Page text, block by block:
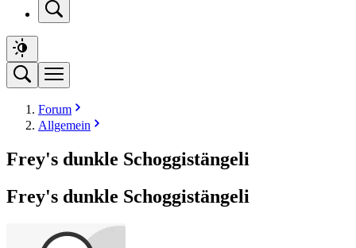
Forum
Allgemein
Frey's dunkle Schoggistängeli
Frey's dunkle Schoggistängeli